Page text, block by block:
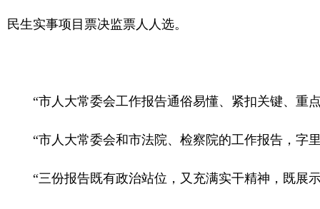
民生实事项目票决监票人人选。
“市人大常委会工作报告通俗易懂、紧扣关键、重
“市人大常委会和市法院、检察院的工作报告，字
“三份报告既有政治站位，又充满实干精神，既展